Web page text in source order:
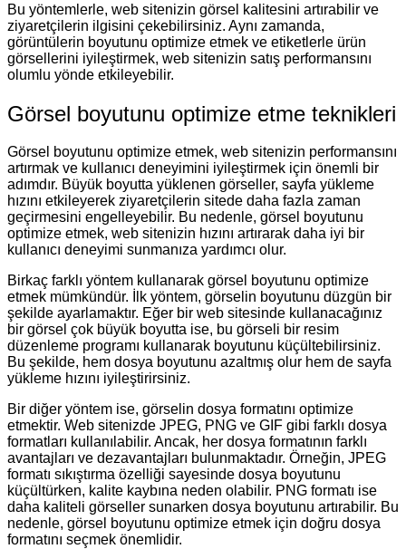
Bu yöntemlerle, web sitenizin görsel kalitesini artırabilir ve
ziyaretçilerin ilgisini çekebilirsiniz. Aynı zamanda,
görüntülerin boyutunu optimize etmek ve etiketlerle ürün
görsellerini iyileştirmek, web sitenizin satış performansını
olumlu yönde etkileyebilir.
Görsel boyutunu optimize etme teknikleri
Görsel boyutunu optimize etmek, web sitenizin performansını
artırmak ve kullanıcı deneyimini iyileştirmek için önemli bir
adımdır. Büyük boyutta yüklenen görseller, sayfa yükleme
hızını etkileyerek ziyaretçilerin sitede daha fazla zaman
geçirmesini engelleyebilir. Bu nedenle, görsel boyutunu
optimize etmek, web sitenizin hızını artırarak daha iyi bir
kullanıcı deneyimi sunmanıza yardımcı olur.
Birkaç farklı yöntem kullanarak görsel boyutunu optimize
etmek mümkündür. İlk yöntem, görselin boyutunu düzgün bir
şekilde ayarlamaktır. Eğer bir web sitesinde kullanacağınız
bir görsel çok büyük boyutta ise, bu görseli bir resim
düzenleme programı kullanarak boyutunu küçültebilirsiniz.
Bu şekilde, hem dosya boyutunu azaltmış olur hem de sayfa
yükleme hızını iyileştirirsiniz.
Bir diğer yöntem ise, görselin dosya formatını optimize
etmektir. Web sitenizde JPEG, PNG ve GIF gibi farklı dosya
formatları kullanılabilir. Ancak, her dosya formatının farklı
avantajları ve dezavantajları bulunmaktadır. Örneğin, JPEG
formatı sıkıştırma özelliği sayesinde dosya boyutunu
küçültürken, kalite kaybına neden olabilir. PNG formatı ise
daha kaliteli görseller sunarken dosya boyutunu artırabilir. Bu
nedenle, görsel boyutunu optimize etmek için doğru dosya
formatını seçmek önemlidir.